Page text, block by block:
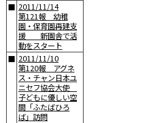
■ 2011/11/14
第121報 幼稚
園・保育園再建支
援 新園舎で活
動をスタート
■ 2011/11/10
第120報 アグネ
ス・チャン日本ユ
ニセフ協会大使
子どもに優しい空
間「ふたばひろ
ば」訪問